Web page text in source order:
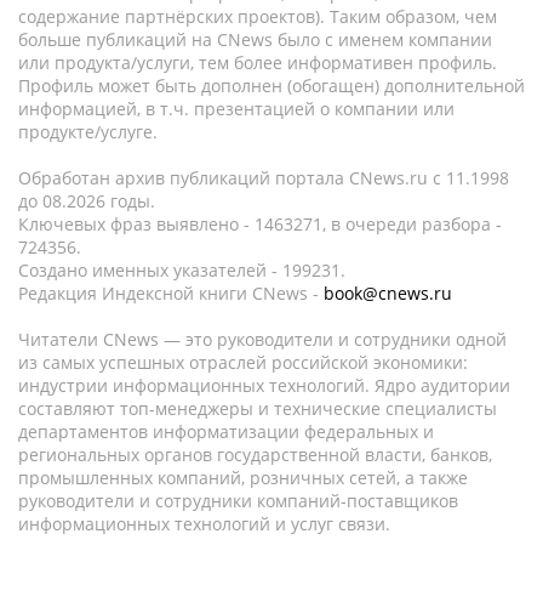
содержание партнёрских проектов). Таким образом, чем
больше публикаций на CNews было с именем компании
или продукта/услуги, тем более информативен профиль.
Профиль может быть дополнен (обогащен) дополнительной
информацией, в т.ч. презентацией о компании или
продукте/услуге.
Обработан архив публикаций портала CNews.ru c 11.1998
до 08.2026 годы.
Ключевых фраз выявлено - 1463271, в очереди разбора -
724356.
Создано именных указателей - 199231.
Редакция Индексной книги CNews - book@cnews.ru
Читатели CNews — это руководители и сотрудники одной
из самых успешных отраслей российской экономики:
индустрии информационных технологий. Ядро аудитории
составляют топ-менеджеры и технические специалисты
департаментов информатизации федеральных и
региональных органов государственной власти, банков,
промышленных компаний, розничных сетей, а также
руководители и сотрудники компаний-поставщиков
информационных технологий и услуг связи.